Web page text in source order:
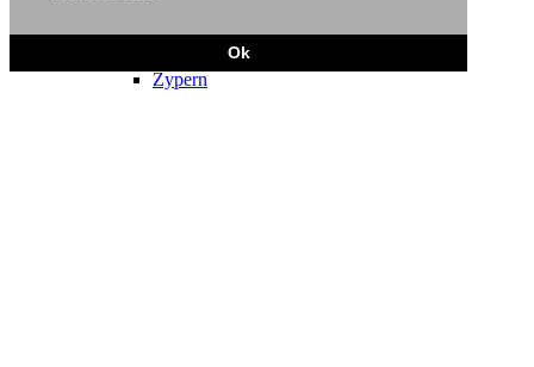
Ok
Tschechische Rebuplik
Zypern